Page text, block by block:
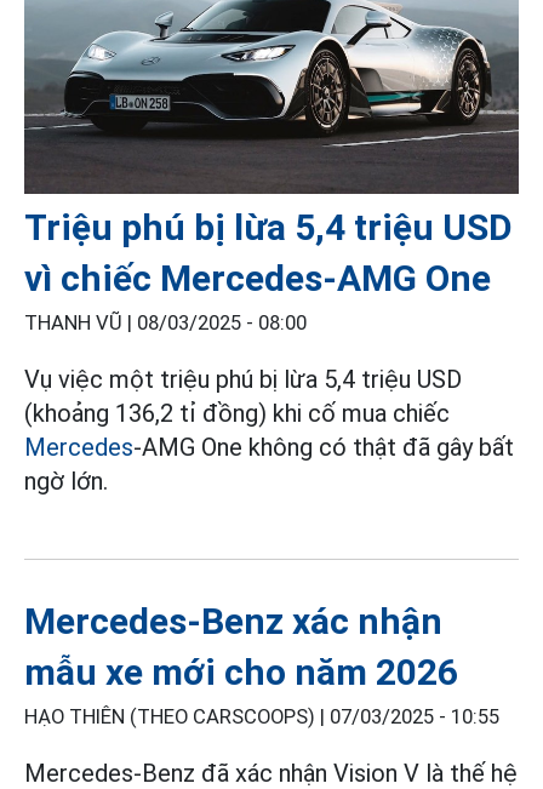
Triệu phú bị lừa 5,4 triệu USD
vì chiếc Mercedes-AMG One
THANH VŨ | 08/03/2025 - 08:00
Vụ việc một triệu phú bị lừa 5,4 triệu USD
(khoảng 136,2 tỉ đồng) khi cố mua chiếc
Mercedes-AMG One không có thật đã gây bất
ngờ lớn.
Mercedes-Benz xác nhận
mẫu xe mới cho năm 2026
HẠO THIÊN (THEO CARSCOOPS) | 07/03/2025 - 10:55
Mercedes-Benz đã xác nhận Vision V là thế hệ